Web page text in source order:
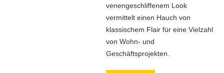
venengeschliffenem Look
vermittelt einen Hauch von
klassischem Flair für eine Vielzahl
von Wohn- und
Geschäftsprojekten.